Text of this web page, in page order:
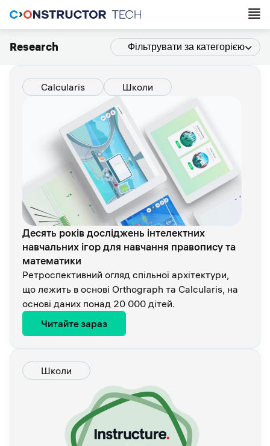
Research Фільтрувати за категорією
Calcularis Школи
Десять років досліджень інтелектних
навчальних ігор для навчання правопису та
математики
Ретроспективний огляд спільної архітектури,
що лежить в основі Orthograph та Calcularis, на
основі даних понад 20 000 дітей.
Читайте зараз
Школи